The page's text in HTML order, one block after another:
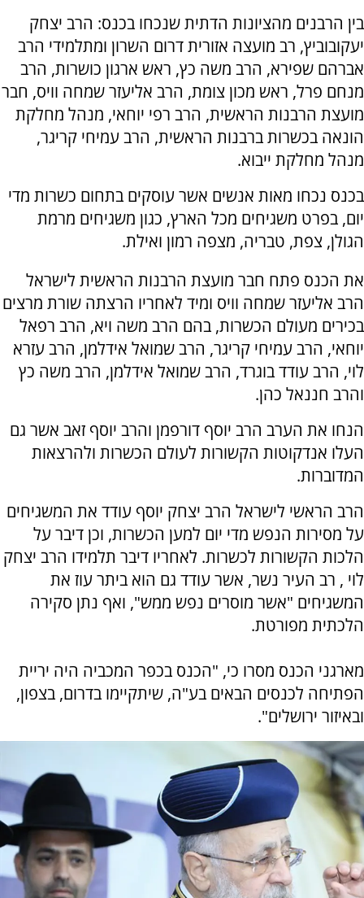
בין הרבנים מהציונות הדתית שנכחו בכנס: הרב יצחק
יעקובוביץ, רב מועצה אזורית דרום השרון ומתלמידי הרב
אברהם שפירא, הרב משה כץ, ראש ארגון כושרות, הרב
מנחם פרל, ראש מכון צומת, הרב אליעזר שמחה וויס, חבר
מועצת הרבנות הראשית, הרב רפי יוחאי, מנהל מחלקת
הונאה בכשרות ברבנות הראשית, הרב עמיחי קריגר,
מנהל מחלקת ייבוא.
בכנס נכחו מאות אנשים אשר עוסקים בתחום כשרות מדי
יום, בפרט משגיחים מכל הארץ, כגון משגיחים מרמת
הגולן, צפת, טבריה, מצפה רמון ואילת.
את הכנס פתח חבר מועצת הרבנות הראשית לישראל
הרב אליעזר שמחה וויס ומיד לאחריו הרצתה שורת מרצים
בכירים מעולם הכשרות, בהם הרב משה ויא, הרב רפאל
יוחאי, הרב עמיחי קריגר, הרב שמואל אידלמן, הרב עזרא
לוי, הרב עודד בוגרד, הרב שמואל אידלמן, הרב משה כץ
והרב חננאל כהן.
הנחו את הערב הרב יוסף דורפמן והרב יוסף זאב אשר גם
העלו אנדקוטות הקשורות לעולם הכשרות ולהרצאות
המדוברות.
הרב הראשי לישראל הרב יצחק יוסף עודד את המשגיחים
על מסירות הנפש מדי יום למען הכשרות, וכן דיבר על
הלכות הקשורות לכשרות. לאחריו דיבר תלמידו הרב יצחק
לוי , רב העיר נשר, אשר עודד גם הוא ביתר עוז את
המשגיחים "אשר מוסרים נפש ממש", ואף נתן סקירה
הלכתית מפורטת.
מארגני הכנס מסרו כי, "הכנס בכפר המכביה היה יריית
הפתיחה לכנסים הבאים בע"ה, שיתקיימו בדרום, בצפון,
ובאיזור ירושלים".